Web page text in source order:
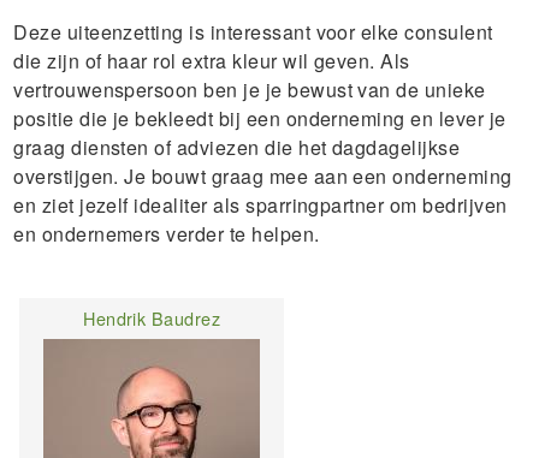
Deze uiteenzetting is interessant voor elke consulent
die zijn of haar rol extra kleur wil geven. Als
vertrouwenspersoon ben je je bewust van de unieke
positie die je bekleedt bij een onderneming en lever je
graag diensten of adviezen die het dagdagelijkse
overstijgen. Je bouwt graag mee aan een onderneming
en ziet jezelf idealiter als sparringpartner om bedrijven
en ondernemers verder te helpen.
Hendrik Baudrez